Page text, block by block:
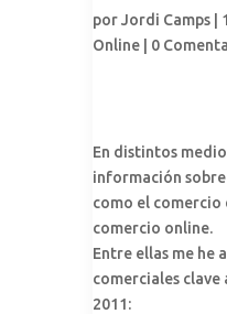
porJordi Camps |
Online
0
En distintos
información
como el
comercio online.
Entre ellas me he
comerciales
2011: